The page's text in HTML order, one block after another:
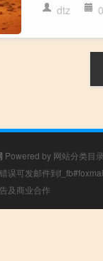
dtz
Powered by 网站分类目录
误可发邮件到
及商业合作